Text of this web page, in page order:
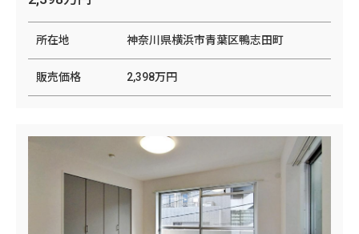
所在地 神奈川県横浜市青葉区鴨志田町
販売価格 2,398万円